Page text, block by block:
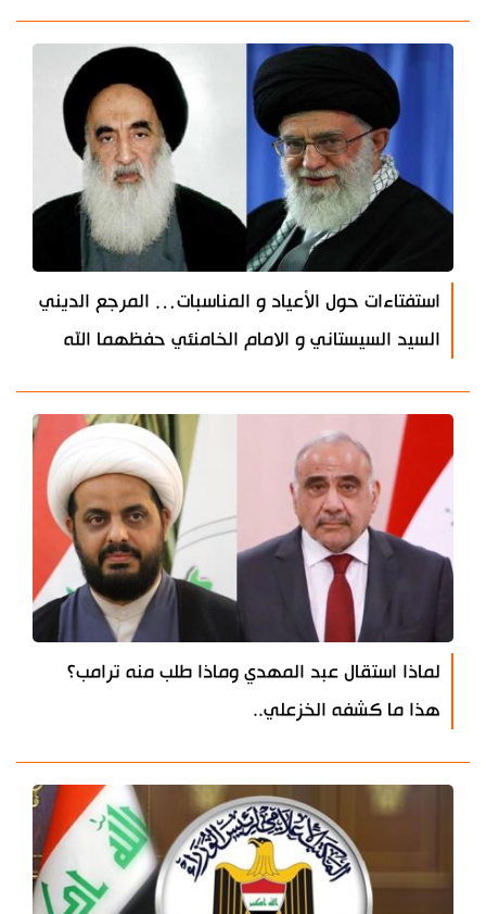
استفتاءات حول الأعياد و المناسبات… المرجع الديني
السيد السيستاني و الامام الخامنئي حفظهما الله
لماذا استقال عبد المهدي وماذا طلب منه ترامب؟
هذا ما كشفه الخزعلي..